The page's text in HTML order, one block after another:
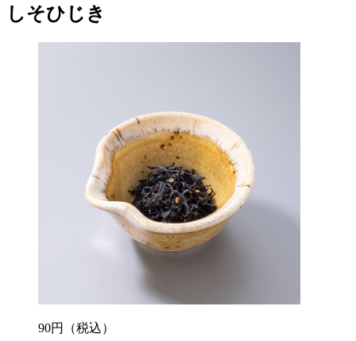
しそひじき
90円 （税込）